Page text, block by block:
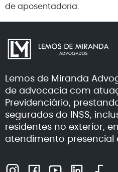
de aposentadoria.
Lemos de Miranda
de advocacia com
Previdenciário,
segurados do INSS,
residentes no exterior,
atendimento presencial